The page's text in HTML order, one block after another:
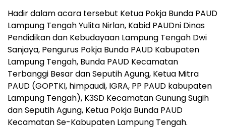
Hadir dalam acara tersebut Ketua Pokja Bunda PAUD
Lampung Tengah Yulita Nirlan, Kabid PAUDni Dinas
Pendidikan dan Kebudayaan Lampung Tengah Dwi
Sanjaya, Pengurus Pokja Bunda PAUD Kabupaten
Lampung Tengah, Bunda PAUD Kecamatan
Terbanggi Besar dan Seputih Agung, Ketua Mitra
PAUD (GOPTKI, himpaudi, IGRA, PP PAUD kabupaten
Lampung Tengah), K3SD Kecamatan Gunung Sugih
dan Seputih Agung, Ketua Pokja Bunda PAUD
Kecamatan Se-Kabupaten Lampung Tengah.